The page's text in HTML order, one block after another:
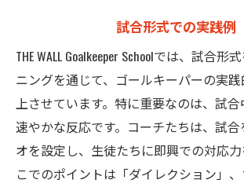
試合形式での実践例
THE WALL Goalkeeper Schoolでは、試合形
ニングを通じて、ゴールキーパーの実
上させています。特に重要なのは、試合
速やかな反応です。コーチたちは、試合
オを設定し、生徒たちに即興での対応
こでのポイントは「ダイレクション」